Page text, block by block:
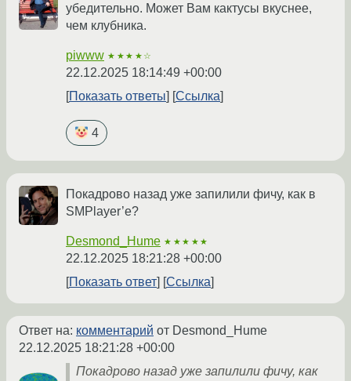
убедительно. Может Вам кактусы вкуснее,
чем клубника.
piwww ★★★★☆
22.12.2025 18:14:49 +00:00
Показать ответы
Ссылка
4
Покадрово назад уже запилили фичу, как в
SMPlayer’e?
Desmond_Hume ★★★★★
22.12.2025 18:21:28 +00:00
Показать ответ
Ссылка
Ответ на: комментарий от Desmond_Hume
22.12.2025 18:21:28 +00:00
Покадрово назад уже запилили фичу, как